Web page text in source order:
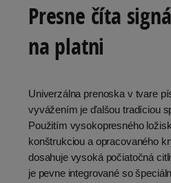
Presne číta
na platni
Univerzálna prenoska v tvare
vyvážením je ďalšou tradíciou
Použitím vysokopresného
konštrukciou a opracovaného
dosahuje vysoká počiatočná
je pevne integrované so